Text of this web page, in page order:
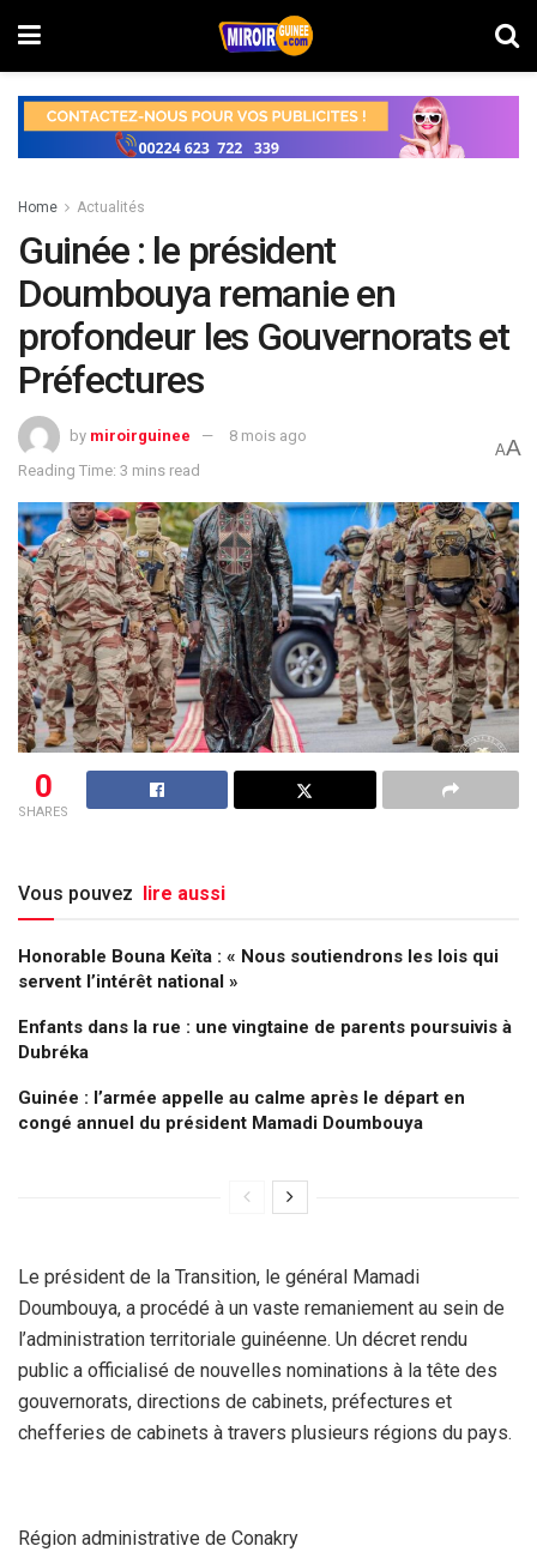
Home Actualités
Guinée : le président
Doumbouya remanie en
profondeur les Gouvernorats et
Préfectures
by miroirguinee
8 mois ago
Reading Time: 3 mins read
AA
0
SHARES
Vous pouvez lire aussi
Honorable Bouna Keïta : « Nous soutiendrons les lois qui
servent l’intérêt national »
Enfants dans la rue : une vingtaine de parents poursuivis à
Dubréka
Guinée : l’armée appelle au calme après le départ en
congé annuel du président Mamadi Doumbouya
Le président de la Transition, le général Mamadi
Doumbouya, a procédé à un vaste remaniement au sein de
l’administration territoriale guinéenne. Un décret rendu
public a officialisé de nouvelles nominations à la tête des
gouvernorats, directions de cabinets, préfectures et
chefferies de cabinets à travers plusieurs régions du pays.
Région administrative de Conakry